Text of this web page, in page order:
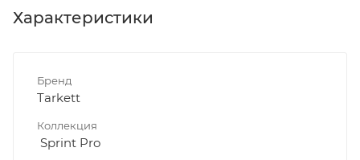
Характеристики
Бренд
Tarkett
Коллекция
Sprint Pro